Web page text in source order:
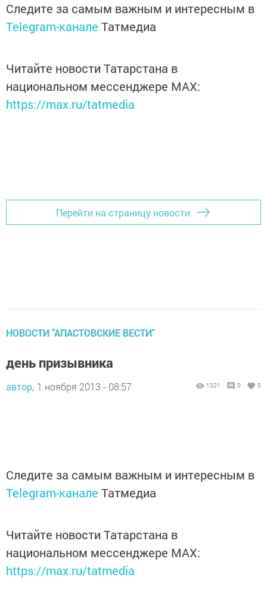
Следите за самым важным и интересным в
Telegram-канале Татмедиа
Читайте новости Татарстана в
национальном мессенджере MАХ:
https://max.ru/tatmedia
Перейти на страницу новости
НОВОСТИ "АПАСТОВСКИЕ ВЕСТИ"
день призывника
автор, 1 ноября 2013 - 08:57 1321 0 0
Следите за самым важным и интересным в
Telegram-канале Татмедиа
Читайте новости Татарстана в
национальном мессенджере MАХ:
https://max.ru/tatmedia